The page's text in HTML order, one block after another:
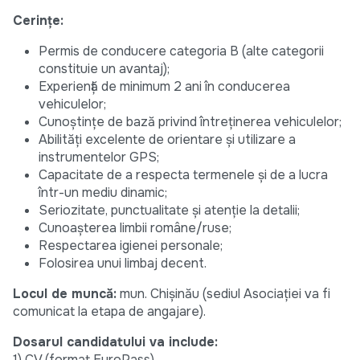
Cerințe:
Permis de conducere categoria B (alte categorii
constituie un avantaj);
Experiență de minimum 2 ani în conducerea
vehiculelor;
Cunoștințe de bază privind întreținerea vehiculelor;
Abilități excelente de orientare și utilizare a
instrumentelor GPS;
Capacitate de a respecta termenele și de a lucra
într-un mediu dinamic;
Seriozitate, punctualitate și atenție la detalii;
Cunoașterea limbii române/ruse;
Respectarea igienei personale;
Folosirea unui limbaj decent.
Locul de muncă:mun. Chișinău (sediul Asociației va fi
comunicat la etapa de angajare).
Dosarul candidatului va include: